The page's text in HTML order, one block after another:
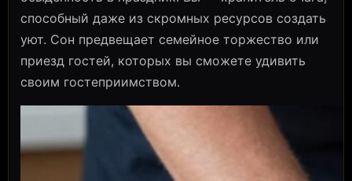
способный даже из скромных ресурсов создать
уют. Сон предвещает семейное торжество или
приезд гостей, которых вы сможете удивить
своим гостеприимством.